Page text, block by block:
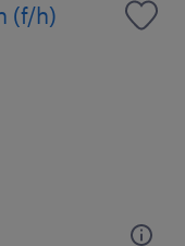
(f/h)